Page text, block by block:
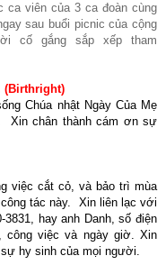
viên của 3 ca đoàn cùng
sau buổi picnic của cộng
cố gắng sắp xếp tham
(Birthright)
Chúa nhật Ngày Của Mẹ
Xin chân thành cám ơn sự
việc cắt cỏ, và bảo trì mùa
tác này. Xin liên lạc với
hay anh Danh, số điện
công việc và ngày giờ. Xin
hy sinh của mọi người.